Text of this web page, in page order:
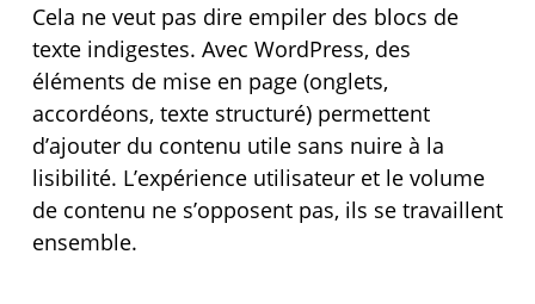
Cela ne veut pas dire empiler des blocs de
texte indigestes. Avec WordPress, des
éléments de mise en page (onglets,
accordéons, texte structuré) permettent
d’ajouter du contenu utile sans nuire à la
lisibilité. L’expérience utilisateur et le volume
de contenu ne s’opposent pas, ils se travaillent
ensemble.